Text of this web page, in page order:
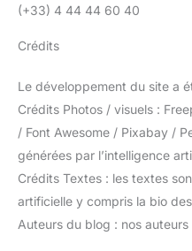
(+33) 4 44 44 60 40
Crédits
Le développement du site a
Crédits Photos / visuels :
/ Font Awesome / Pixabay /
générées par l’intelligence
Crédits Textes : les textes
artificielle y compris la bio
Auteurs du blog : nos